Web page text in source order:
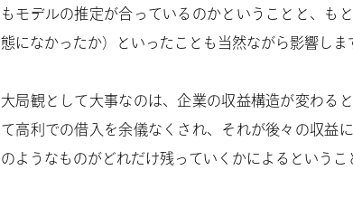
もモデルの推定が合っているのかということと、も
態になかったか）といったことも当然ながら影響しま
大局観として大事なのは、企業の収益構造が変わる
て高利での借入を余儀なくされ、それが後々の収益
のようなものがどれだけ残っていくかによるというこ